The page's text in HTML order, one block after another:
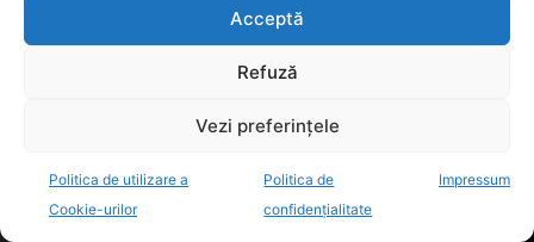
Acceptă
Refuză
Vezi preferințele
Politica de utilizare a
Cookie-urilor
Politica de
confidențialitate
Impressum
INTERVIU CU AURELIA DAN, INSPECTORUL GENERAL ISJ BN
CÂND TIMPUL A DEVENIT AVOCATUL PERFECT DESPRE HOTĂRÂREA CJUE,
MARELE SPECTACOL AL SPERIETORILOR
MAREA CACEALMA A BINELUI PUBLIC!